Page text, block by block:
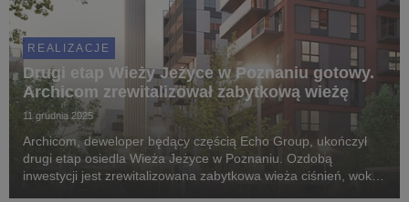
REALIZACJE
Drugi etap Wieży Jeżyce w Poznaniu gotowy.
Archicom zrewitalizował zabytkową wieżę
11 grudnia 2025
Archicom, deweloper będący częścią Echo Group, ukończył
drugi etap osiedla Wieża Jeżyce w Poznaniu. Ozdobą
inwestycji jest zrewitalizowana zabytkowa wieża ciśnień, wokół